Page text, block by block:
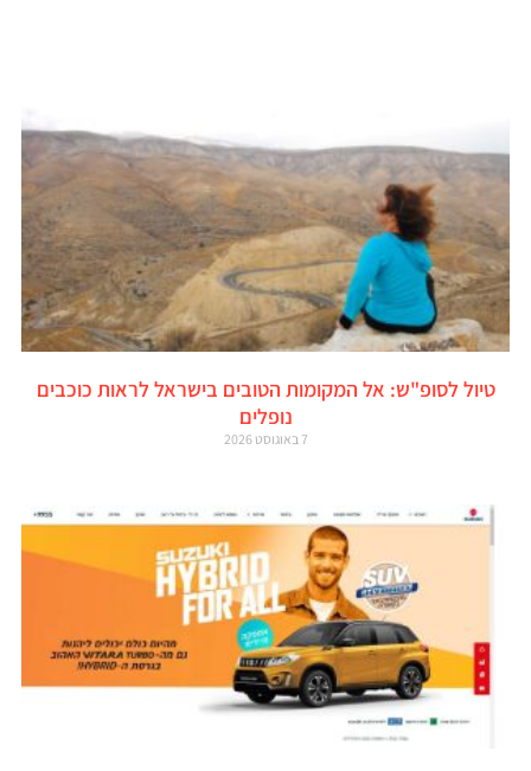
טיול לסופ"ש: אל המקומות הטובים בישראל לראות כוכבים
נופלים
7 באוגוסט 2026